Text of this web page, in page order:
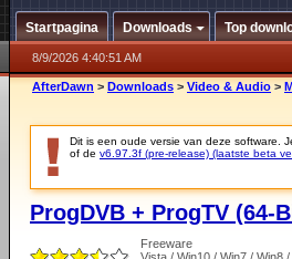
Startpagina Downloads Top
8/9/2026 4:40:51 AM
AfterDawn > Downloads > Video & Audio >
Dit is een oude versie van deze software.
of de v6.97.3f (pre-release) (laatste beta
ProgDVB + ProgTV (64-
Freeware